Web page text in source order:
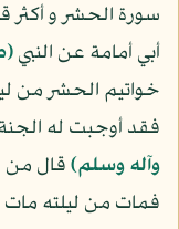
سورة الحشر و أكثر
أبي أمامة عن النبي
خواتيم الحشر من
فقد أوجبت له
وآله وسلم)قال من
فمات من ليلته مات